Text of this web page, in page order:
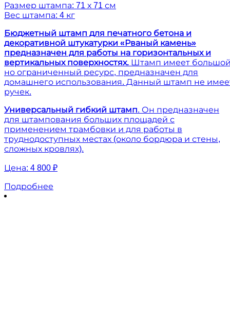
Размер штампа: 71 х 71 см
Вес штампа: 4 кг
Бюджетный штамп для печатного бетона и
декоративной штукатурки «Рваный камень»
предназначен для работы на горизонтальных и
вертикальных поверхностях. Штамп имеет
но ограниченный ресурс, предназначен для
домашнего использования. Данный штамп не
ручек.
Универсальный гибкий штамп. Он предназначен
для штампования больших площадей с
применением трамбовки и для работы в
труднодоступных местах (около бордюра и стены,
сложных кровлях).
Цена: 4 800 ₽
Подробнее